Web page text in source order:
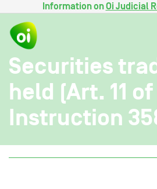
Information onOi Judicial
Securities
held (Art. 11 of
Instruction